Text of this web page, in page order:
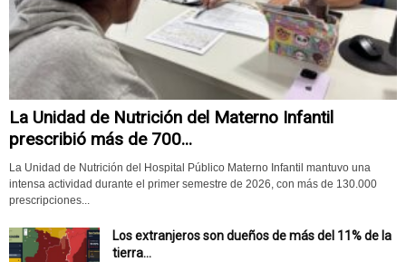
La Unidad de Nutrición del Materno Infantil
prescribió más de 700...
La Unidad de Nutrición del Hospital Público Materno Infantil mantuvo una
intensa actividad durante el primer semestre de 2026, con más de 130.000
prescripciones...
Los extranjeros son dueños de más del 11% de la
tierra...